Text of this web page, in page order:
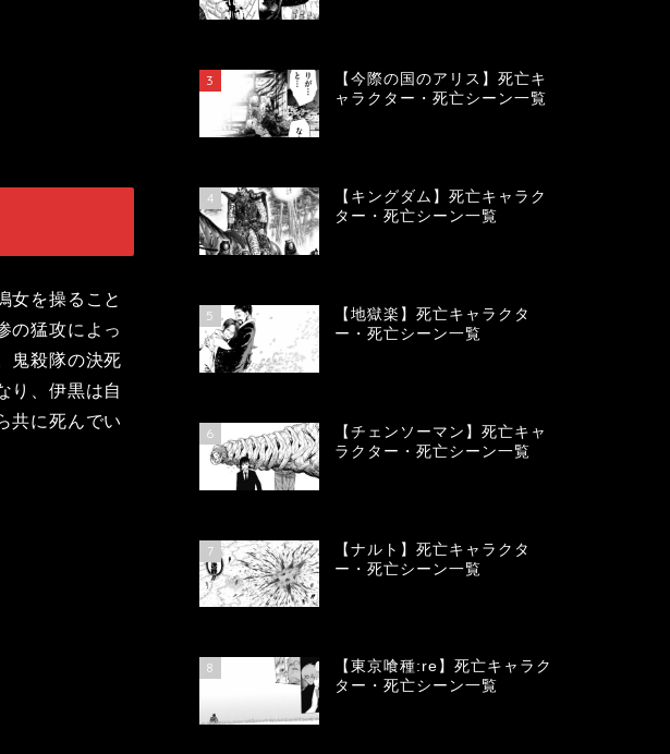
女を操ること
の猛攻によっ
鬼殺隊の決死
り、伊黒は自
共に死んでい
3
【今際の国のアリス】死亡キ
ャラクター・死亡シーン一覧
4
【キングダム】死亡キャラク
ター・死亡シーン一覧
5
【地獄楽】死亡キャラクタ
ー・死亡シーン一覧
6
【チェンソーマン】死亡キャ
ラクター・死亡シーン一覧
7
【ナルト】死亡キャラクタ
ー・死亡シーン一覧
8
【東京喰種:re】死亡キャラク
ター・死亡シーン一覧